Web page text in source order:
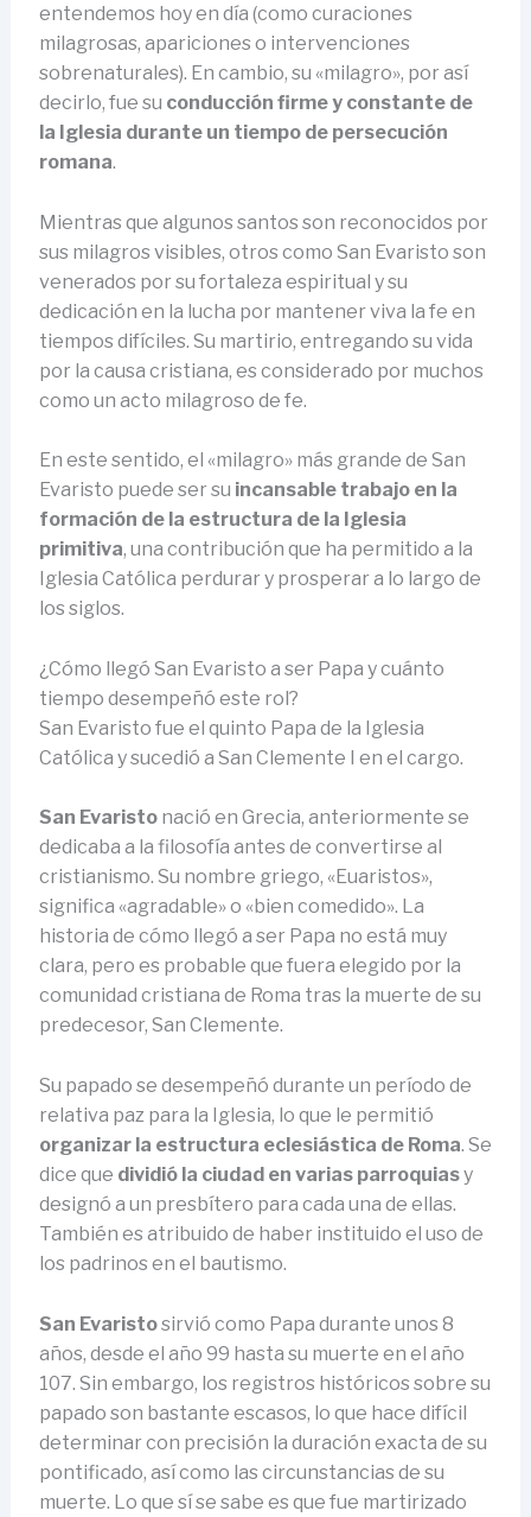
entendemos hoy en día (como curaciones
milagrosas, apariciones o intervenciones
sobrenaturales). En cambio, su «milagro», por así
decirlo, fue su conducción firme y constante de
la Iglesia durante un tiempo de persecución
romana.
Mientras que algunos santos son reconocidos por
sus milagros visibles, otros como San Evaristo son
venerados por su fortaleza espiritual y su
dedicación en la lucha por mantener viva la fe en
tiempos difíciles. Su martirio, entregando su vida
por la causa cristiana, es considerado por muchos
como un acto milagroso de fe.
En este sentido, el «milagro» más grande de San
Evaristo puede ser su incansable trabajo en la
formación de la estructura de la Iglesia
primitiva, una contribución que ha permitido a la
Iglesia Católica perdurar y prosperar a lo largo de
los siglos.
¿Cómo llegó San Evaristo a ser Papa y cuánto
tiempo desempeñó este rol?
San Evaristo fue el quinto Papa de la Iglesia
Católica y sucedió a San Clemente I en el cargo.
San Evaristonació en Grecia, anteriormente se
dedicaba a la filosofía antes de convertirse al
cristianismo. Su nombre griego, «Euaristos»,
significa «agradable» o «bien comedido». La
historia de cómo llegó a ser Papa no está muy
clara, pero es probable que fuera elegido por la
comunidad cristiana de Roma tras la muerte de su
predecesor, San Clemente.
Su papado se desempeñó durante un período de
relativa paz para la Iglesia, lo que le permitió
organizar la estructura eclesiástica de Roma. Se
dice que dividió la ciudad en varias parroquiasy
designó a un presbítero para cada una de ellas.
También es atribuido de haber instituido el uso de
los padrinos en el bautismo.
San Evaristosirvió como Papa durante unos 8
años, desde el año 99 hasta su muerte en el año
107. Sin embargo, los registros históricos sobre su
papado son bastante escasos, lo que hace difícil
determinar con precisión la duración exacta de su
pontificado, así como las circunstancias de su
muerte. Lo que sí se sabe es que fue martirizado